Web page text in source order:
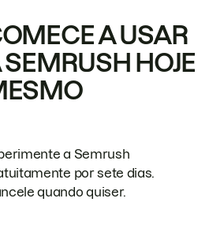
A USAR
SEMRUSH HOJE
a Semrush
por sete dias.
quando quiser.